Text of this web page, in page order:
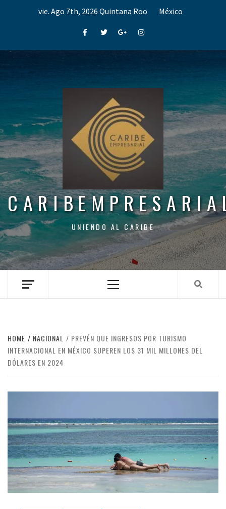
vie. Ago 7th, 2026 Quintana Roo México
FacebookTwitterGoogle+Instagram
UNIENDO AL CARIBE
Menu
HOME NACIONAL
PREVÉN QUE INGRESOS POR TURISMO
INTERNACIONAL EN MÉXICO SUPEREN LOS 31 MIL MILLONES DEL
DÓLARES EN 2024